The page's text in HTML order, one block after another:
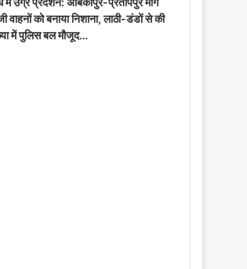
s
वाहनों को बनाया निशाना, लाठी-डंडों से की
में पुलिस बल मौजूद…